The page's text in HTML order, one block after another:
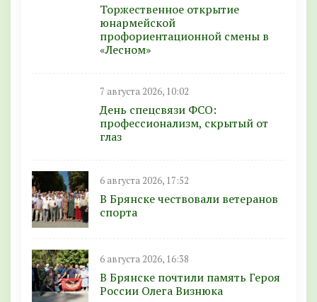
Торжественное открытие
юнармейской
профориентационной смены в
«Лесном»
7 августа 2026, 10:02
День спецсвязи ФСО:
профессионализм, скрытый от
глаз
6 августа 2026, 17:52
В Брянске чествовали ветеранов
спорта
6 августа 2026, 16:38
В Брянске почтили память Героя
России Олега Визнюка